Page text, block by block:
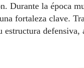
Durante la época
fortaleza clave.